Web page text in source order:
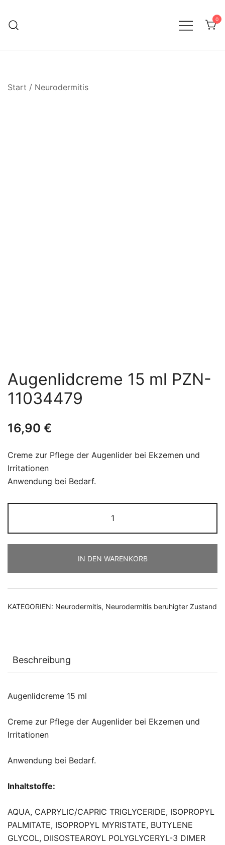
0
Start / Neurodermitis
Augenlidcreme 15 ml PZN-
11034479
16,90 €
Creme zur Pflege der Augenlider bei Ekzemen und
Irritationen
Anwendung bei Bedarf.
IN DEN WARENKORB
KATEGORIEN: Neurodermitis, Neurodermitis beruhigter Zustand
Beschreibung
Augenlidcreme 15 ml
Creme zur Pflege der Augenlider bei Ekzemen und
Irritationen
Anwendung bei Bedarf.
Inhaltstoffe:
AQUA, CAPRYLIC/CAPRIC TRIGLYCERIDE, ISOPROPYL
PALMITATE, ISOPROPYL MYRISTATE, BUTYLENE
GLYCOL, DIISOSTEAROYL POLYGLYCERYL-3 DIMER